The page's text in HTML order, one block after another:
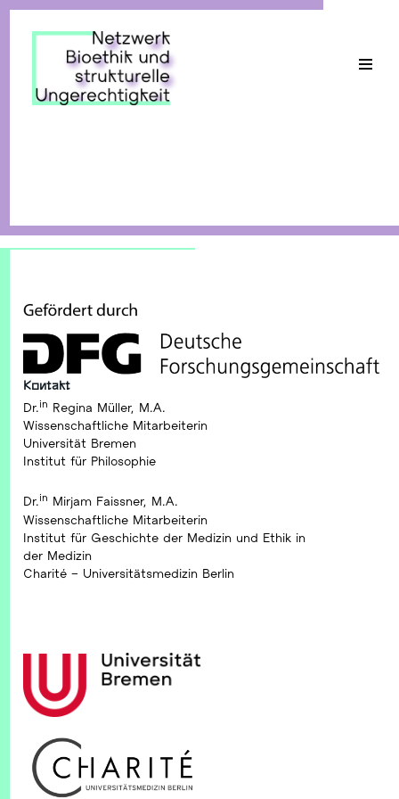
content
Kontakt
Dr.in
Regina Müller, M.A.
Wissenschaftliche Mitarbeiterin
Universität Bremen
Institut für Philosophie
Dr.in Mirjam Faissner, M.A.
Wissenschaftliche Mitarbeiterin
Institut für Geschichte der Medizin und Ethik in
der Medizin
Charité – Universitätsmedizin Berlin